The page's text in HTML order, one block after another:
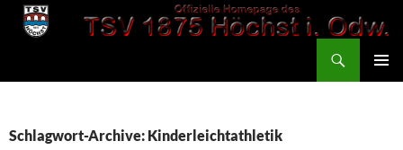
Zum
Inhalt
Schlagwort-Archive: Kinderleichtathletik